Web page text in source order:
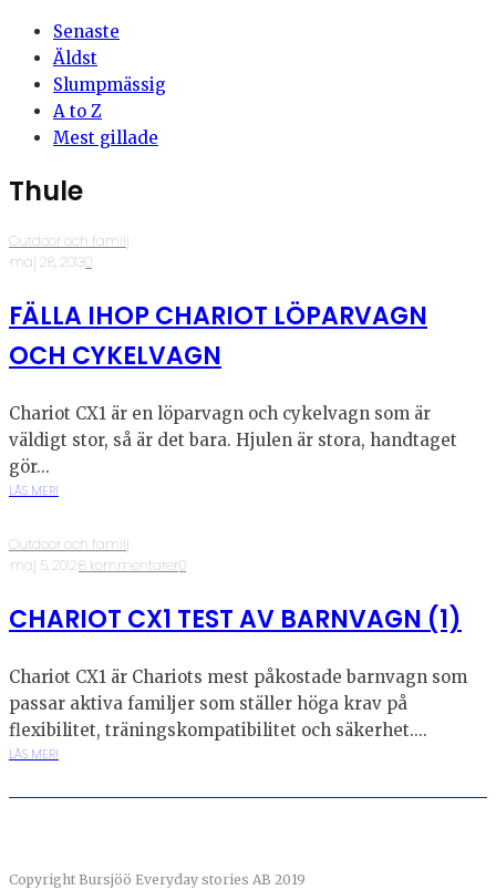
Senaste
Äldst
Slumpmässig
A to Z
Mest gillade
Thule
Outdoor och familj
·maj 28, 2013·0
FÄLLA IHOP CHARIOT LÖPARVAGN
OCH CYKELVAGN
Chariot CX1 är en löparvagn och cykelvagn som är
väldigt stor, så är det bara. Hjulen är stora, handtaget
gör...
LÄS MER!
Outdoor och familj
·maj 5, 2012·8 kommentarer·0
CHARIOT CX1 TEST AV BARNVAGN (1)
Chariot CX1 är Chariots mest påkostade barnvagn som
passar aktiva familjer som ställer höga krav på
flexibilitet, träningskompatibilitet och säkerhet....
LÄS MER!
Copyright Bursjöö Everyday stories AB 2019